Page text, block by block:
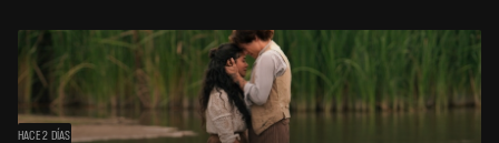
HACE 2 DÍAS